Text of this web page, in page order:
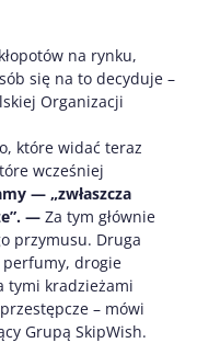
na rynku,
się na to decyduje –
Organizacji
które widać teraz
wcześniej
— „zwłaszcza
— Za tym głównie
przymusu. Druga
perfumy, drogie
tymi kradzieżami
– mówi
Grupą SkipWish.